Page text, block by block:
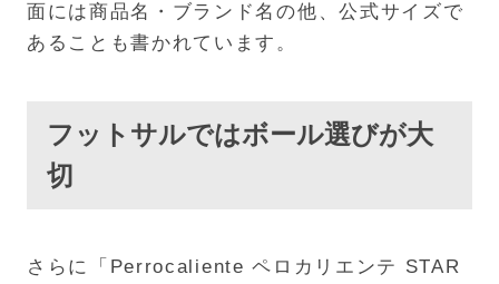
面には商品名・ブランド名の他、公式サイズで
あることも書かれています。
フットサルではボール選びが大
切
さらに「Perrocaliente ペロカリエンテ STAR